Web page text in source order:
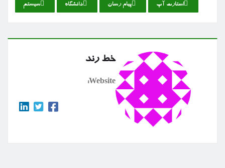
استارت آپ پیام رسان دانشگاه سیستم
خط رند
Website: